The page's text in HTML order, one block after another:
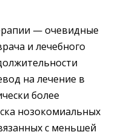
— очевидные
и лечебного
на лечение в
более
нозокомиальных
с меньшей